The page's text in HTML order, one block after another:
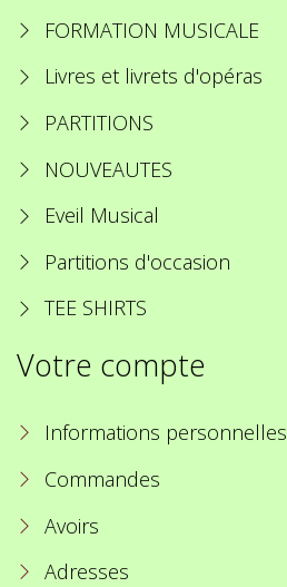
FORMATION MUSICALE
Livres et livrets d'opéras
PARTITIONS
NOUVEAUTES
Eveil Musical
Partitions d'occasion
TEE SHIRTS
Votre compte
Informations personnelles
Commandes
Avoirs
Adresses